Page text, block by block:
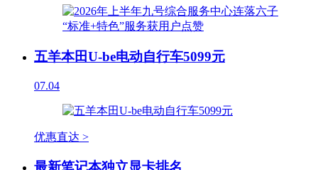
五羊本田U-be电动自行车5099元
07.04
优惠直达 >